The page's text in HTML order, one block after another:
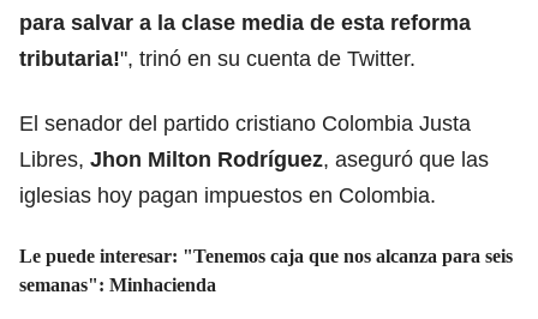
para salvar a la clase media de esta reforma
tributaria!", trinó en su cuenta de Twitter.
El senador del partido cristiano Colombia Justa
Libres, Jhon Milton Rodríguez, aseguró que las
iglesias hoy pagan impuestos en Colombia.
Le puede interesar: "Tenemos caja que nos alcanza para seis
semanas": Minhacienda